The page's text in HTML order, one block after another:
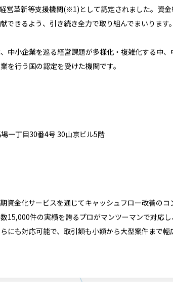
営革新等支援機関(※1)として認定されました。資
できるよう、引き続き全力で取り組んでまいります。
中小企業を巡る経営課題が多様化・複雑化する中
を行う国の認定を受けた機関です。
一丁目30番4号 30山京ビル5階
資金化サービスを通じてキャッシュフロー改善のコ
15,000件の実績を誇るプロがマンツーマンで対応
にも対応可能で、取引額も小額から大型案件まで